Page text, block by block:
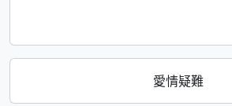
愛情疑難